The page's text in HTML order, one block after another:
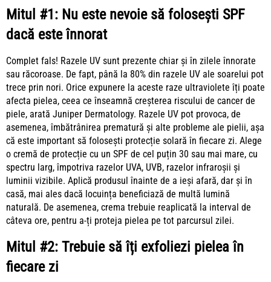
Mitul #1: Nu este nevoie să folosești SPF
dacă este înnorat
Complet fals! Razele UV sunt prezente chiar și în zilele înnorate
sau răcoroase. De fapt, până la 80% din razele UV ale soarelui pot
trece prin nori. Orice expunere la aceste raze ultraviolete îți poate
afecta pielea, ceea ce înseamnă creșterea riscului de cancer de
piele, arată Juniper Dermatology. Razele UV pot provoca, de
asemenea, îmbătrânirea prematură și alte probleme ale pielii, așa
că este important să folosești protecție solară în fiecare zi. Alege
o cremă de protecție cu un SPF de cel puțin 30 sau mai mare, cu
spectru larg, împotriva razelor UVA, UVB, razelor infraroșii și
luminii vizibile. Aplică produsul înainte de a ieși afară, dar și în
casă, mai ales dacă locuința beneficiază de multă lumină
naturală. De asemenea, crema trebuie reaplicată la interval de
câteva ore, pentru a-ți proteja pielea pe tot parcursul zilei.
Mitul #2: Trebuie să îți exfoliezi pielea în
fiecare zi